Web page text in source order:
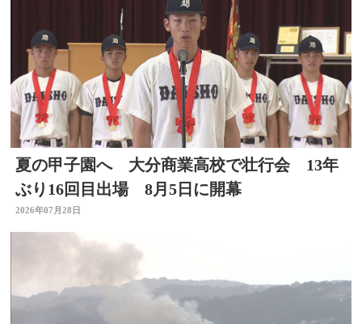
夏の甲子園へ 大分商業高校で壮行会 13年
ぶり16回目出場 8月5日に開幕
2026年07月28日